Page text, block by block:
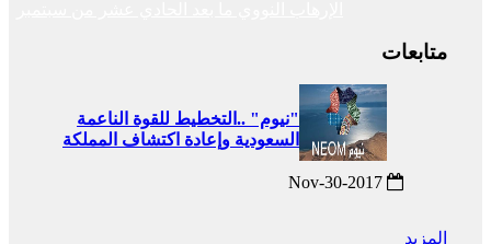
متابعات
"نيوم" ..التخطيط للقوة الناعمة
السعودية وإعادة اكتشاف المملكة
المزيد